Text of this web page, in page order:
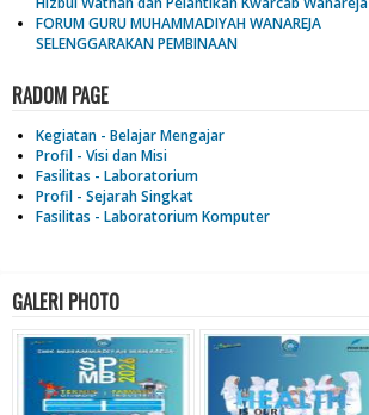
FORUM GURU MUHAMMADIYAH WANAREJA
SELENGGARAKAN PEMBINAAN
RADOM PAGE
Kegiatan - Belajar Mengajar
Profil - Visi dan Misi
Fasilitas - Laboratorium
Profil - Sejarah Singkat
Fasilitas - Laboratorium Komputer
GALERI PHOTO